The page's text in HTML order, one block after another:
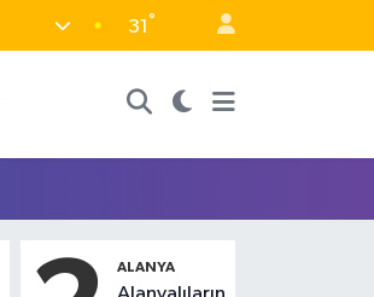
31 °
ALANYA